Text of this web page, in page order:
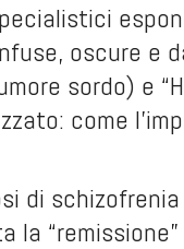
oscure e
sordo) e
come
di
la